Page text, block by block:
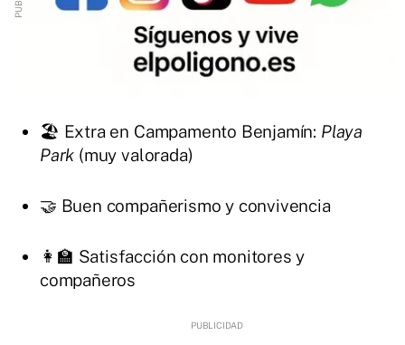
🏖️ Extra en Campamento Benjamín: Playa
Park (muy valorada)
🤝 Buen compañerismo y convivencia
👩‍🏫 Satisfacción con monitores y
compañeros